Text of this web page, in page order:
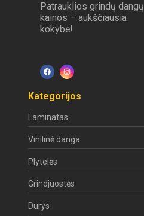
Patrauklios grindų dangų
kainos – aukščiausia
kokybė!
Kategorijos
Laminatas
Vinilinė danga
Plytelės
Grindjuostės
Durys